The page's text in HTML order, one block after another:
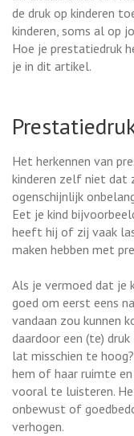
de druk op kinderen
kinderen, soms al op
Hoe je prestatiedruk
je in dit artikel.
Het herkennen van
kinderen zelf niet dat
ogenschijnlijk
Eet je kind
heeft hij of zij vaak
maken hebben met
Als je vermoed dat je
goed om eerst eens
vandaan zou kunnen
daardoor een (te)
lat misschien te
hem of haar ruimte
vooral te luisteren.
onbewust of
verhogen.